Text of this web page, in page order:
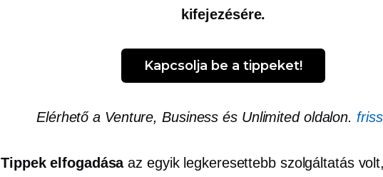
kifejezésére.
Kapcsolja be a tippeket!
Elérhető a Venture, Business és Unlimited oldalon.
Tippek elfogadásaaz egyik legkeresettebb szolgáltatás volt,